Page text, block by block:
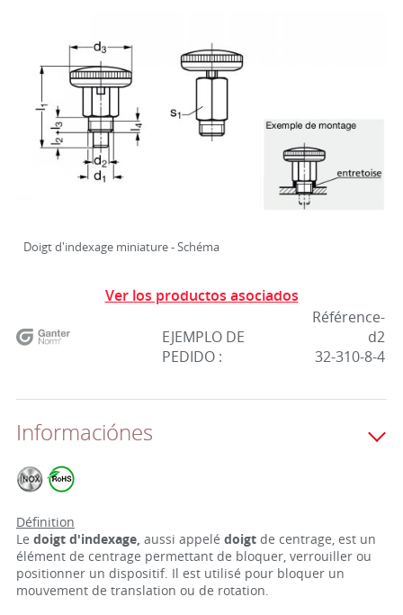
Doigt d'indexage miniature - Schéma
Ver los productos asociados
EJEMPLO DE
PEDIDO :
Référence-
d2
32-310-8-4
Informaciónes
Définition
Le doigt d'indexage, aussi appelé doigtde centrage, est un
élément de centrage permettant de bloquer, verrouiller ou
positionner un dispositif. Il est utilisé pour bloquer un
mouvement de translation ou de rotation.